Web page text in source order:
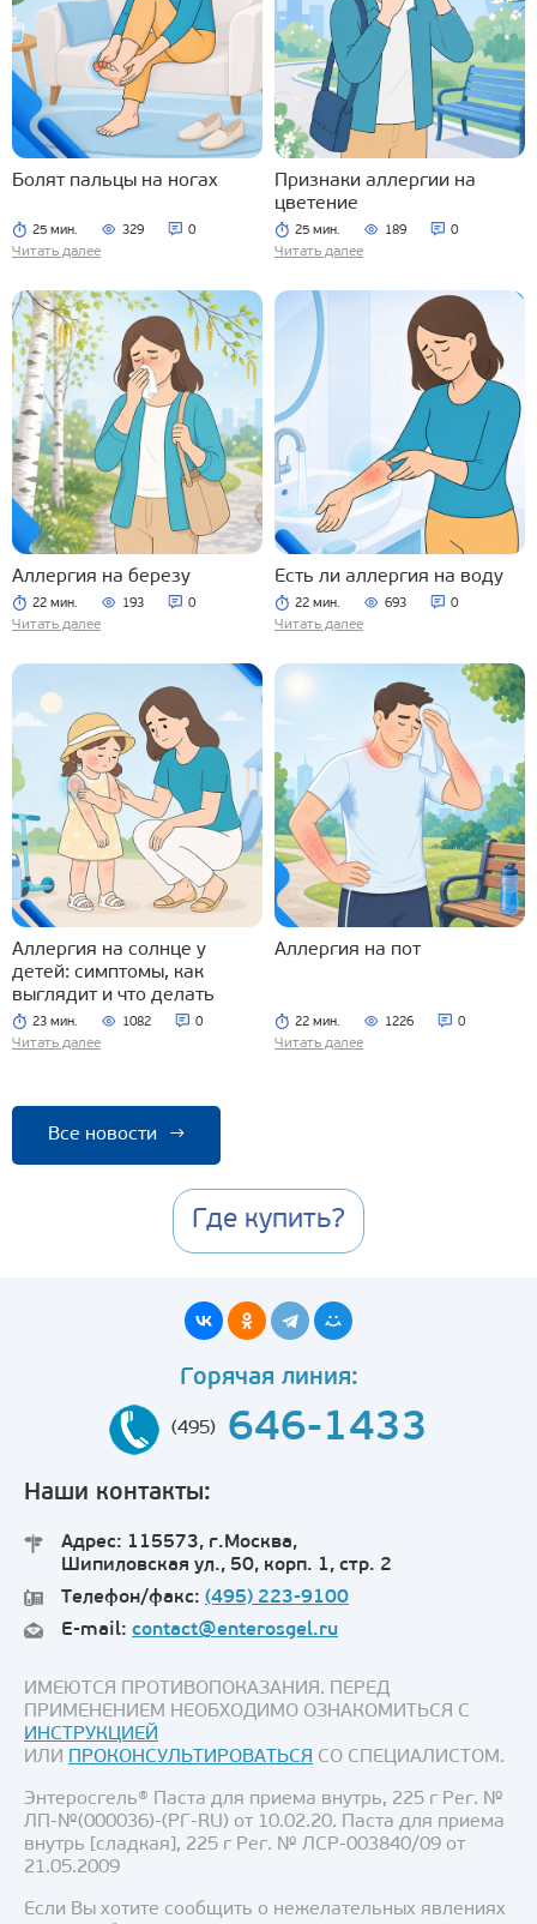
Болят пальцы на ногах
25 мин. 329 0
Читать далее
Признаки аллергии на
цветение
25 мин. 189 0
Читать далее
Аллергия на березу
22 мин. 193 0
Читать далее
Есть ли аллергия на воду
22 мин. 693 0
Читать далее
Аллергия на солнце у
детей: симптомы, как
выглядит и что делать
23 мин. 1082 0
Читать далее
Аллергия на пот
22 мин. 1226 0
Читать далее
Все новости →
Где купить?
Горячая линия:
(495) 646-1433
Наши контакты:
Адрес: 115573, г.Москва,
Шипиловская ул., 50, корп. 1, стр. 2
Телефон/факс: (495) 223-9100
E-mail: contact@enterosgel.ru
ИМЕЮТСЯ ПРОТИВОПОКАЗАНИЯ. ПЕРЕД
ПРИМЕНЕНИЕМ НЕОБХОДИМО ОЗНАКОМИТЬСЯ С
ИНСТРУКЦИЕЙ
ИЛИ ПРОКОНСУЛЬТИРОВАТЬСЯ СО СПЕЦИАЛИСТОМ.
Энтеросгель® Паста для приема внутрь, 225 г Рег. №
ЛП-№(000036)-(РГ-RU) от 10.02.20. Паста для приема
внутрь [сладкая], 225 г Рег. № ЛСР-003840/09 от
21.05.2009
Если Вы хотите сообщить о нежелательных явлениях